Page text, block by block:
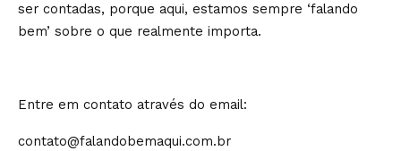
ser contadas, porque aqui, estamos sempre ‘falando
bem’ sobre o que realmente importa.
Entre em contato através do email:
contato@falandobemaqui.com.br